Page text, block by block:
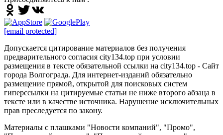
[email protected]
Допускается цитирование материалов без получения
предварительного согласия city134.top при условии
размещения в тексте обязательной ссылки на city134.top - Сайт
города Волгограда. Для интернет-изданий обязательно
размещение прямой, открытой для поисковых систем
гиперссылки на цитируемые статьи не ниже второго абзаца в
тексте или в качестве источника. Нарушение исключительных
прав преследуется по закону.
Материалы с плашками "Новости компаний", "Промо",